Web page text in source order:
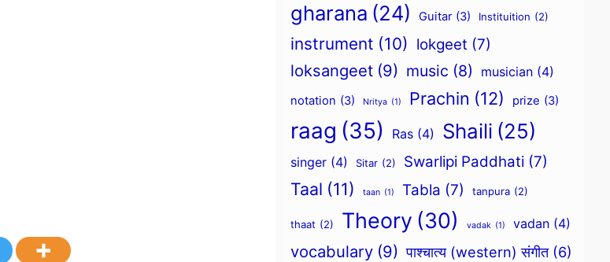
gharana (24) Guitar (3) Instituition (2)
instrument (10) lokgeet (7)
loksangeet (9) music (8) musician (4)
notation (3) Nritya (1) Prachin (12) prize (3)
raag (35) Ras (4) Shaili (25)
singer (4) Sitar (2) Swarlipi Paddhati (7)
Taal (11) taan (1) Tabla (7) tanpura (2)
thaat (2) Theory (30) vadak (1) vadan (4)
vocabulary (9) पाश्चात्य (western) संगीत (6)